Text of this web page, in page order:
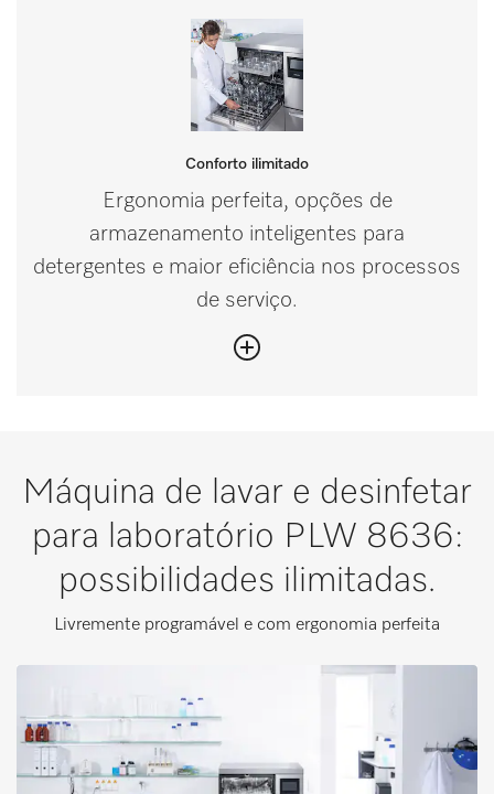
Conforto ilimitado
Ergonomia perfeita, opções de
armazenamento inteligentes para
detergentes e maior eficiência nos processos
de serviço.
Máquina de lavar e desinfetar
para laboratório PLW 8636:
possibilidades ilimitadas.
Livremente programável e com ergonomia perfeita